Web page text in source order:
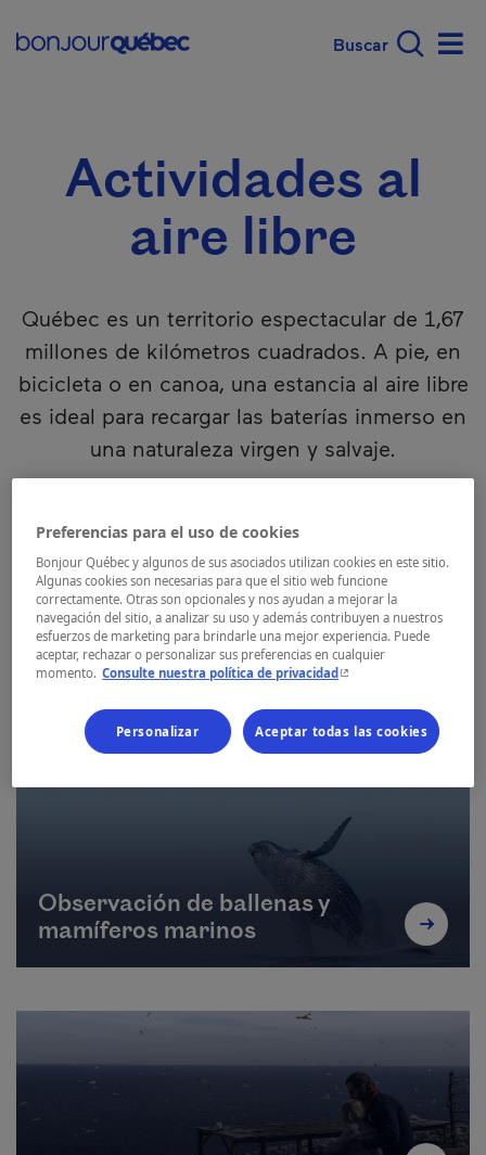
Main navigation -
Qué hacer en Québec Actividades al
Actividades al
aire libre
Québec es un territorio espectacular de 1,67
millones de kilómetros cuadrados. A pie, en
bicicleta o en canoa, una estancia al aire libre
es ideal para recargar las baterías inmerso en
una naturaleza virgen y salvaje.
Senderismo
Observación de ballenas y
mamíferos marinos
Preferencias para el uso de cookies
Bonjour Québec y algunos de sus asociados utilizan cookies en este sitio.
Algunas cookies son necesarias para que el sitio web funcione
correctamente. Otras son opcionales y nos ayudan a mejorar la
navegación del sitio, a analizar su uso y además contribuyen a nuestros
esfuerzos de marketing para brindarle una mejor experiencia. Puede
aceptar, rechazar o personalizar sus preferencias en cualquier
momento. Consulte nuestra política de privacidad- Este hipervínculo se
Personalizar Aceptar todas las cookies